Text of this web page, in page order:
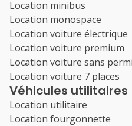
Location minibus
Location monospace
Location voiture électrique
Location voiture premium
Location voiture sans
Location voiture 7 places
Véhicules utilitaires
Location utilitaire
Location fourgonnette